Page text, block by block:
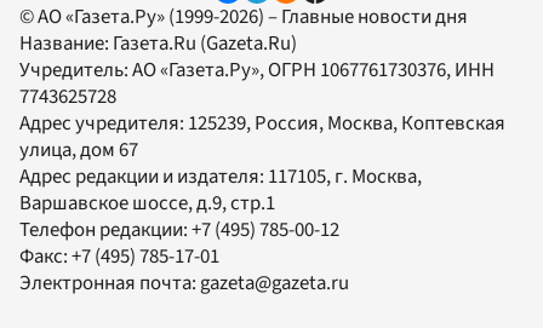
© АО «Газета.Ру» (1999-2026) – Главные новости дня
Название: Газета.Ru (Gazeta.Ru)
Учредитель:АО «Газета.Ру», ОГРН 1067761730376, ИНН
7743625728
Адрес учредителя: 125239, Россия, Москва, Коптевская
улица, дом 67
Адрес редакции и издателя: 117105, г. Москва,
Варшавское шоссе, д.9, стр.1
Телефон редакции:+7 (495) 785-00-12
Факс:+7 (495) 785-17-01
Электронная почта: gazeta@gazeta.ru